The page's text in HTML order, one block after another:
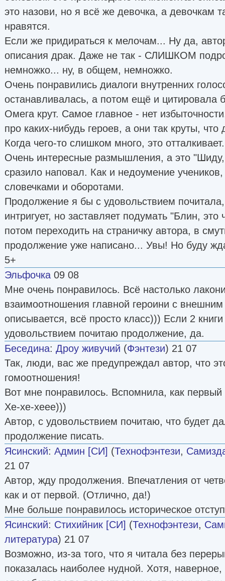
это назови, но я всё же девочка, а девочкам
нравятся.
Если же придираться к мелочам... Ну да,
описания драк. Даже не так - СЛИШКОМ
немножко... ну, в общем, немножко.
Очень понравились диалоги внутренних
останавливалась, а потом ещё и цитировала
Омега крут. Самое главное - нет
про каких-нибудь героев, а они так круты,
Когда чего-то слишком много, это отталкивает.
Очень интересные размышления, а это "Шиду,
сразило наповал. Как и недоумение
словечками и оборотами.
Продолжение я бы с удовольствием
интригует, но заставляет подумать "Блин, это
потом переходить на страничку автора, в
продолжение уже написано... Увы! Но буду
5+
Эльфочка 09 08
Мне очень понравилось. Всё настолько
взаимоотношения главной героини с
описывается, всё просто класс))) Если 2
удовольствием почитаю продолжение, да.
Беседина: Дроу живучий (Фэнтези) 21 07
Так, люди, вас же предупреждал автор, что
гомоотношения!
Вот мне понравилось. Вспомнила, как первый
Хе-хе-хеее)))
Автор, с удовольствием почитаю, что будет
продолжение писать.
Ясинский: Админ [СИ] (Технофэнтези,
21 07
Автор, жду продолжения. Впечатления от
как и от первой. (Отлично, да!)
Мне больше понравилось историческое
Ясинский: Стихийник [СИ] (Технофэнтези,
литература) 21 07
Возможно, из-за того, что я читала без
показалась наиболее нудной. Хотя,